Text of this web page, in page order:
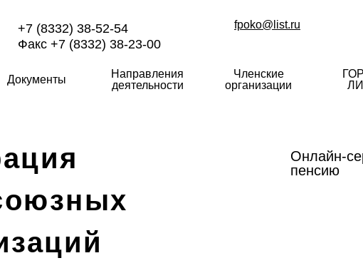
+7 (8332) 38-52-54
Факс +7 (8332) 38-23-00
fpoko@list.ru
Документы
Направления
деятельности
Членские
организации
Онлайн-
пенсию